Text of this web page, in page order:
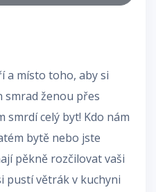
a místo toho, aby si
smrad ženou přes
smrdí celý byt! Kdo nám
bytě nebo jste
pěkně rozčilovat vaši
pustí větrák v kuchyni